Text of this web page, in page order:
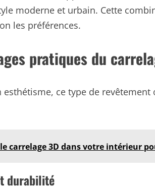
moderne et urbain. Cette
les préférences.
pratiques du
esthétisme, ce type de
carrelage 3D dans votre intérieur
durabilité